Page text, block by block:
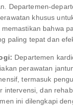
Departemen-
khusus
memastikan bahwa
paling tepat dan
Departemen
perawatan
termasuk
intervensi, dan
ini dilengkapi